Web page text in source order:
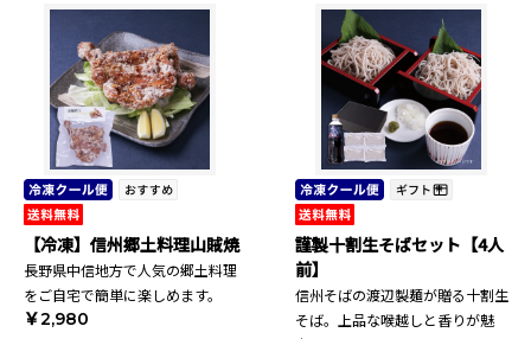
【冷凍】信州郷土料理山賊焼
長野県中信地方で人気の郷土料理
をご自宅で簡単に楽しめます。
￥2,980
謹製十割生そばセット【4人
前】
信州そばの渡辺製麺が贈る十割生
そば。上品な喉越しと香りが魅